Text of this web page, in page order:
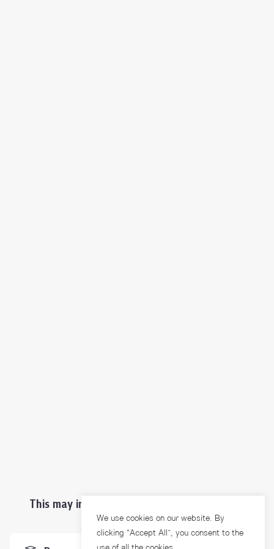
This may interest you ...
We use cookies on our website. By
clicking “Accept All”, you consent to the